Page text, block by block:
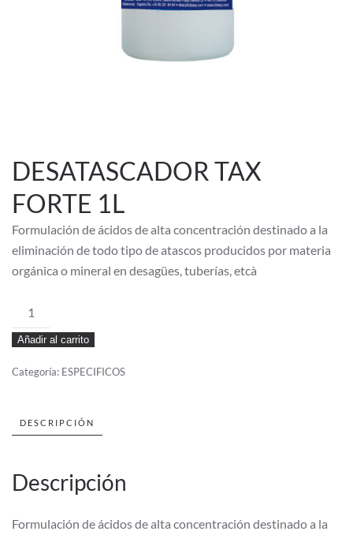
DESATASCADOR TAX
FORTE 1L
Formulación de ácidos de alta concentración destinado a la
eliminación de todo tipo de atascos producidos por materia
orgánica o mineral en desagües, tuberías, etcà
DESATASCADOR
TAX
FORTE
1L
Añadir al carrito
Categoría: ESPECIFICOS
DESCRIPCIÓN
Descripción
Formulación de ácidos de alta concentración destinado a la